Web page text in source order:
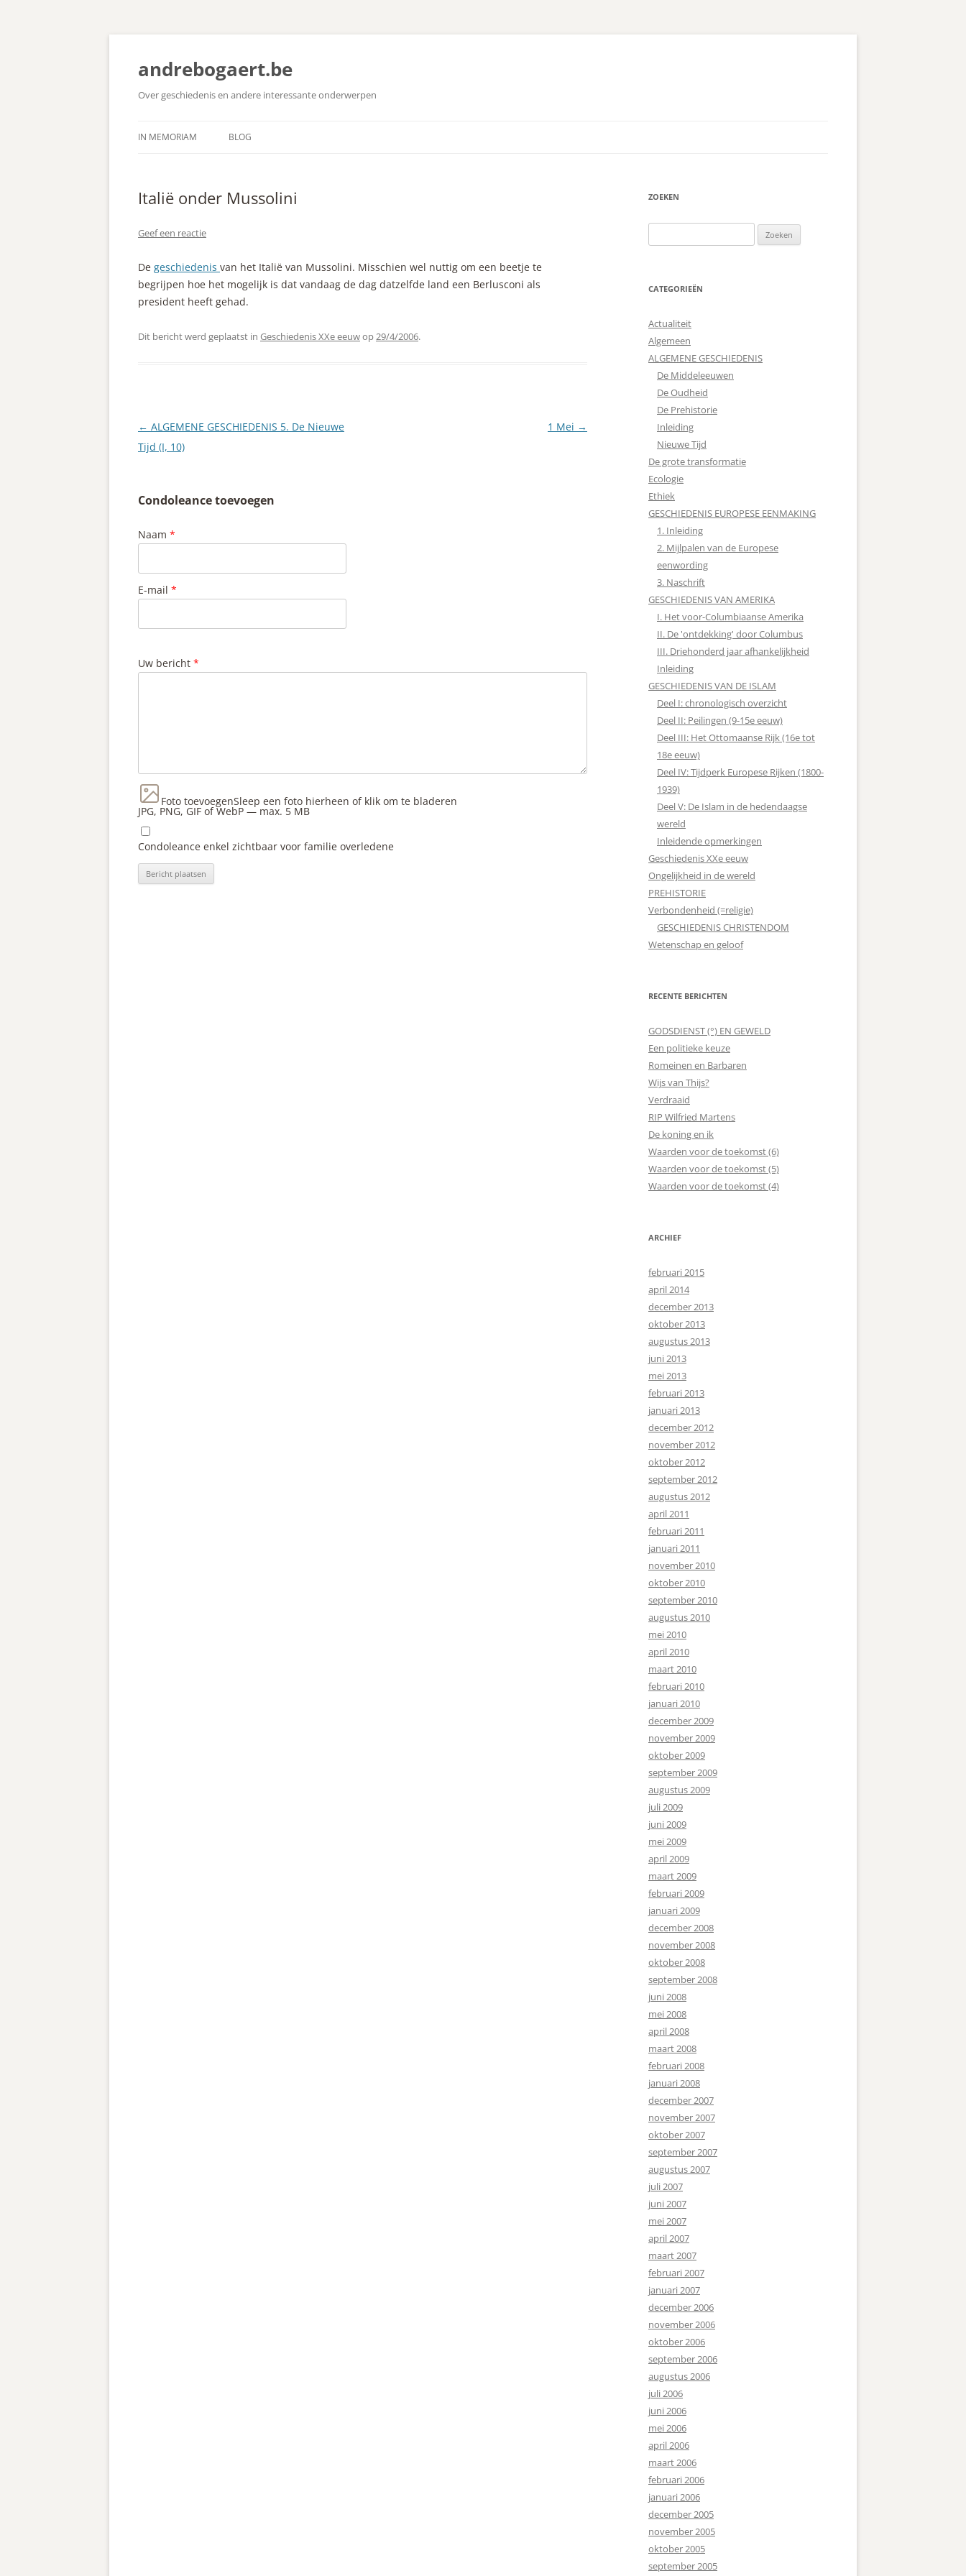
Ga
inhoud
andrebogaert.be
Over geschiedenis en andere interessante onderwerpen
IN MEMORIAM BLOG
Italië onder Mussolini
Geef een reactie
De geschiedenis van het Italië van Mussolini. Misschien wel nuttig om een beetje te
begrijpen hoe het mogelijk is dat vandaag de dag datzelfde land een Berlusconi als
president heeft gehad.
Dit bericht werd geplaatst in Geschiedenis XXe eeuwop29/4/2006.
Berichtnavigatie
← ALGEMENE GESCHIEDENIS 5. De Nieuwe
Tijd (I, 10)
1 Mei →
Condoleance toevoegen
Naam *
E-mail *
Uw bericht *
Foto toevoegenSleep een foto hierheen of klik om te bladeren
JPG, PNG, GIF of WebP — max. 5 MB
Condoleance enkel zichtbaar voor familie overledene
ZOEKEN
naar:
CATEGORIEËN
Actualiteit
Algemeen
ALGEMENE GESCHIEDENIS
De Middeleeuwen
De Oudheid
De Prehistorie
Inleiding
Nieuwe Tijd
De grote transformatie
Ecologie
Ethiek
GESCHIEDENIS EUROPESE EENMAKING
1. Inleiding
2. Mijlpalen van de Europese
eenwording
3. Naschrift
GESCHIEDENIS VAN AMERIKA
I. Het voor-Columbiaanse Amerika
II. De 'ontdekking' door Columbus
III. Driehonderd jaar afhankelijkheid
Inleiding
GESCHIEDENIS VAN DE ISLAM
Deel I: chronologisch overzicht
Deel II: Peilingen (9-15e eeuw)
Deel III: Het Ottomaanse Rijk (16e tot
18e eeuw)
Deel IV: Tijdperk Europese Rijken (1800-
1939)
Deel V: De Islam in de hedendaagse
wereld
Inleidende opmerkingen
Geschiedenis XXe eeuw
Ongelijkheid in de wereld
PREHISTORIE
Verbondenheid (=religie)
GESCHIEDENIS CHRISTENDOM
Wetenschap en geloof
RECENTE BERICHTEN
GODSDIENST (°) EN GEWELD
Een politieke keuze
Romeinen en Barbaren
Wijs van Thijs?
Verdraaid
RIP Wilfried Martens
De koning en ik
Waarden voor de toekomst (6)
Waarden voor de toekomst (5)
Waarden voor de toekomst (4)
ARCHIEF
februari 2015
april 2014
december 2013
oktober 2013
augustus 2013
juni 2013
mei 2013
februari 2013
januari 2013
december 2012
november 2012
oktober 2012
september 2012
augustus 2012
april 2011
februari 2011
januari 2011
november 2010
oktober 2010
september 2010
augustus 2010
mei 2010
april 2010
maart 2010
februari 2010
januari 2010
december 2009
november 2009
oktober 2009
september 2009
augustus 2009
juli 2009
juni 2009
mei 2009
april 2009
maart 2009
februari 2009
januari 2009
december 2008
november 2008
oktober 2008
september 2008
juni 2008
mei 2008
april 2008
maart 2008
februari 2008
januari 2008
december 2007
november 2007
oktober 2007
september 2007
augustus 2007
juli 2007
juni 2007
mei 2007
april 2007
maart 2007
februari 2007
januari 2007
december 2006
november 2006
oktober 2006
september 2006
augustus 2006
juli 2006
juni 2006
mei 2006
april 2006
maart 2006
februari 2006
januari 2006
december 2005
november 2005
oktober 2005
september 2005